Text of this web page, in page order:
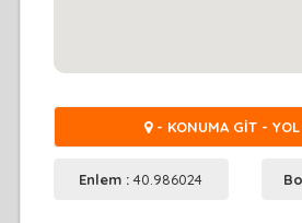
- KONUMA GİT - YOL
Enlem :40.986024